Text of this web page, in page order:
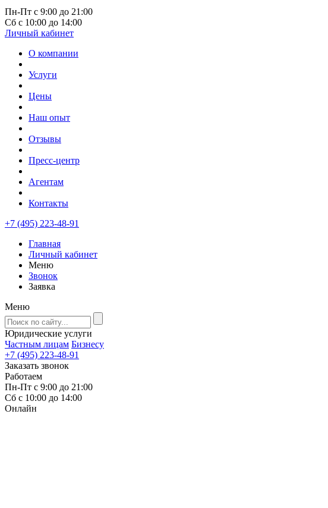
Пн-Пт с 9:00 до 21:00
Сб с 10:00 до 14:00
Личный кабинет
О компании
Услуги
Цены
Наш опыт
Отзывы
Пресс-центр
Агентам
Контакты
+7 (495) 223-48-91
Главная
Личный кабинет
Меню
Звонок
Заявка
Меню
Юридические услуги
Частным лицам Бизнесу
+7 (495) 223-48-91
Заказать звонок
Работаем
Пн-Пт с 9:00 до 21:00
Сб с 10:00 до 14:00
Онлайн